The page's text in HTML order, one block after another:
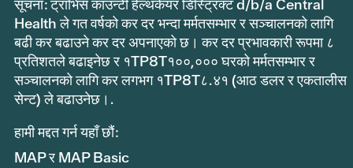
सूचना: ट्राभिस काउन्टी हेल्थकेयर डिस्ट्रिक्ट d/b/a Central
Health ले गत वर्षको कर दर भन्दा मर्मतसम्भार र सञ्चालनको लागि
बढी कर बढाउने कर दर अपनाएको छ। कर दर प्रभावकारी रूपमा ८
प्रतिशतले बढाइनेछ र १TP8T१००,००० घरको मर्मतसम्भार र
सञ्चालनको लागि कर लगभग १TP8T८.४१ (आठ डलर र एकतालीस
सेन्ट) ले बढाउनेछ।.
हामी मद्दत गर्न यहाँ छौं:
MAP र MAP Basic